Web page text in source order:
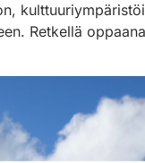
Retkellä